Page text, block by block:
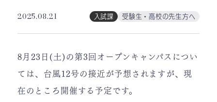
2025.08.21 入試課 受験生・高校の先生方へ
8月23日(土)の第3回オープンキャンパスについ
ては、台風12号の接近が予想されますが、現
在のところ開催する予定です。